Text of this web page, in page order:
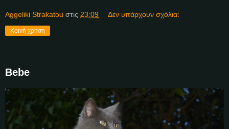
Aggeliki Strakatou στις 23:09 Δεν υπάρχουν σχόλια:
Κοινή χρήση
Bebe